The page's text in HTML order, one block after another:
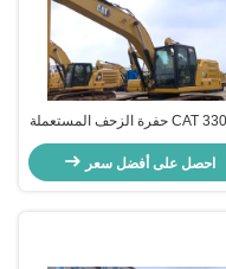
CAT 330GC حفرة الزحف المستعملة
آلة البناء اليد الثانية 35108kg
احصل على أفضل سعر